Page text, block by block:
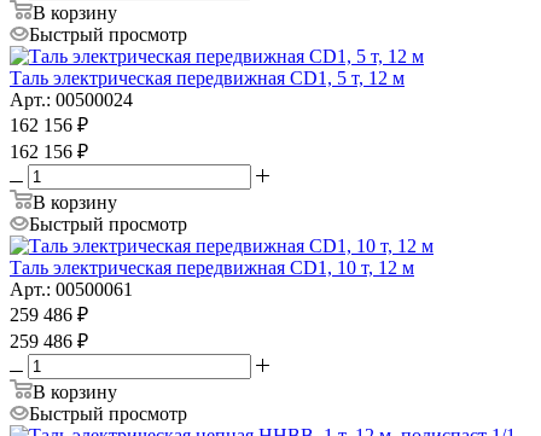
В корзину
Быстрый просмотр
Таль электрическая передвижная CD1, 5 т, 12 м
Арт.: 00500024
162 156 ₽
162 156 ₽
В корзину
Быстрый просмотр
Таль электрическая передвижная CD1, 10 т, 12 м
Арт.: 00500061
259 486 ₽
259 486 ₽
В корзину
Быстрый просмотр